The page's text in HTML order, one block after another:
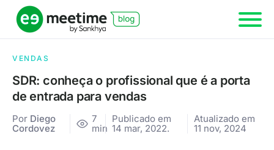
VENDAS
SDR: conheça o profissional que é a porta
de entrada para vendas
Por Diego
Cordovez
7
min
Publicado em
14 mar, 2022.
Atualizado em
11 nov, 2024